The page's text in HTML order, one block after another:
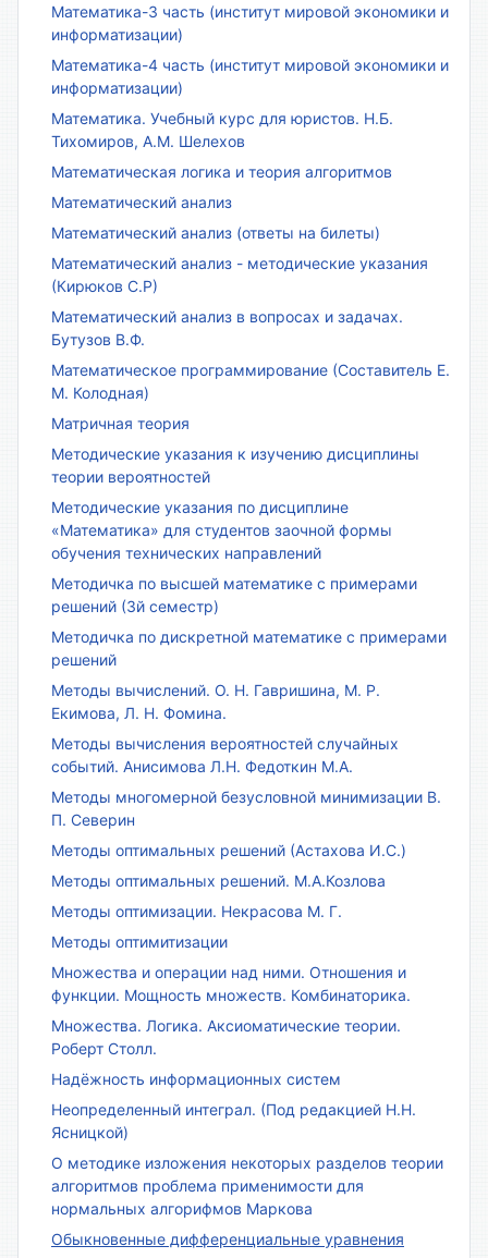
Математика-3 часть (институт мировой экономики и
информатизации)
Математика-4 часть (институт мировой экономики и
информатизации)
Математика. Учебный курс для юристов. Н.Б.
Тихомиров, А.М. Шелехов
Математическая логика и теория алгоритмов
Математический анализ
Математический анализ (ответы на билеты)
Математический анализ - методические указания
(Кирюков С.Р)
Математический анализ в вопросах и задачах.
Бутузов В.Ф.
Математическое программирование (Составитель Е.
М. Колодная)
Матричная теория
Методические указания к изучению дисциплины
теории вероятностей
Методические указания по дисциплине
«Математика» для студентов заочной формы
обучения технических направлений
Методичка по высшей математике с примерами
решений (3й семестр)
Методичка по дискретной математике с примерами
решений
Методы вычислений. О. Н. Гавришина, М. Р.
Екимова, Л. Н. Фомина.
Методы вычисления вероятностей случайных
событий. Анисимова Л.Н. Федоткин М.А.
Методы многомерной безусловной минимизации В.
П. Северин
Методы оптимальных решений (Астахова И.С.)
Методы оптимальных решений. М.А.Козлова
Методы оптимизации. Некрасова М. Г.
Методы оптимитизации
Множества и операции над ними. Отношения и
функции. Мощность множеств. Комбинаторика.
Множества. Логика. Аксиоматические теории.
Роберт Столл.
Надёжность информационных систем
Неопределенный интеграл. (Под редакцией Н.Н.
Ясницкой)
О методике изложения некоторых разделов теории
алгоритмов проблема применимости для
нормальных алгорифмов Маркова
Обыкновенные дифференциальные уравнения